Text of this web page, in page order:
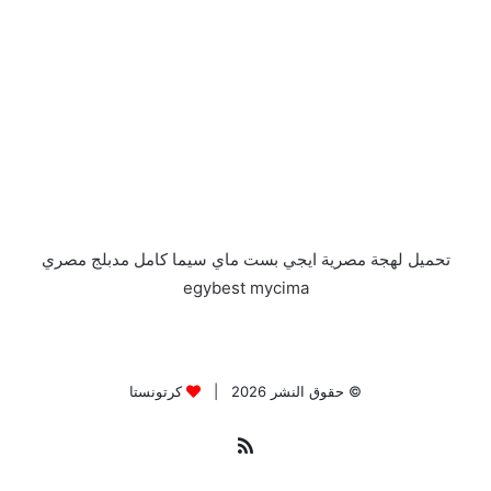
تحميل لهجة مصرية ايجي بست ماي سيما كامل مدبلج مصري
egybest mycima
© حقوق النشر 2026 | كرتونستا
ملخص